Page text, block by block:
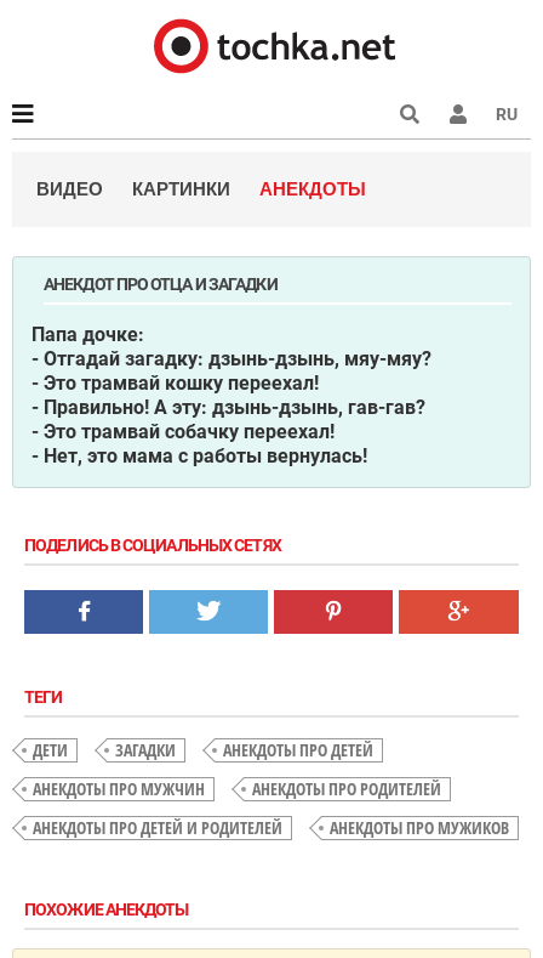
RU
ВИДЕО КАРТИНКИ АНЕКДОТЫ
АНЕКДОТ ПРО ОТЦА И ЗАГАДКИ
Папа дочке:
- Отгадай загадку: дзынь-дзынь, мяу-мяу?
- Это трамвай кошку переехал!
- Правильно! А эту: дзынь-дзынь, гав-гав?
- Это трамвай собачку переехал!
- Нет, это мама с работы вернулась!
ПОДЕЛИСЬ В СОЦИАЛЬНЫХ СЕТЯХ
ТЕГИ
ДЕТИ ЗАГАДКИ
АНЕКДОТЫ ПРО ДЕТЕЙ
АНЕКДОТЫ ПРО МУЖЧИН
АНЕКДОТЫ ПРО РОДИТЕЛЕЙ
АНЕКДОТЫ ПРО ДЕТЕЙ И РОДИТЕЛЕЙ
АНЕКДОТЫ ПРО МУЖИКОВ
ПОХОЖИЕ АНЕКДОТЫ